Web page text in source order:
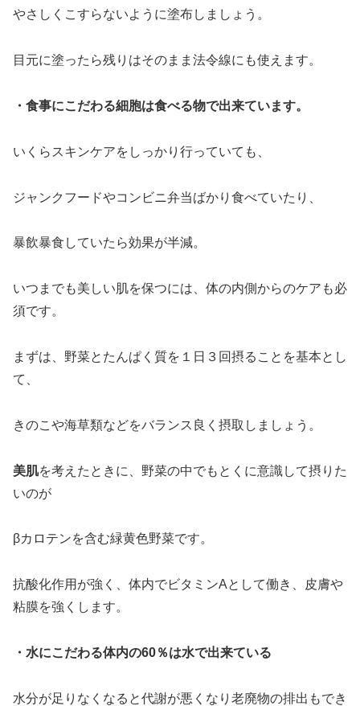
やさしくこすらないように塗布しましょう。
目元に塗ったら残りはそのまま法令線にも使えます。
・食事にこだわる細胞は食べる物で出来ています。
いくらスキンケアをしっかり行っていても、
ジャンクフードやコンビニ弁当ばかり食べていたり、
暴飲暴食していたら効果が半減。
いつまでも美しい肌を保つには、体の内側からのケアも必
須です。
まずは、野菜とたんぱく質を１日３回摂ることを基本とし
て、
きのこや海草類などをバランス良く摂取しましょう。
美肌を考えたときに、野菜の中でもとくに意識して摂りた
いのが
βカロテンを含む緑黄色野菜です。
抗酸化作用が強く、体内でビタミンAとして働き、皮膚や
粘膜を強くします。
・水にこだわる体内の60％は水で出来ている
水分が足りなくなると代謝が悪くなり老廃物の排出もでき